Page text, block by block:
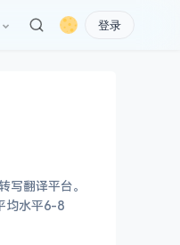
登录
翻译平台。
平均水平6-8